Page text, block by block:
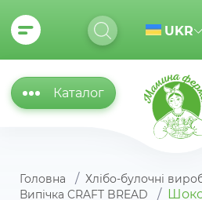
UKR
Каталог
Головна
Хлібо-булочні
Випічка CRAFT BREAD